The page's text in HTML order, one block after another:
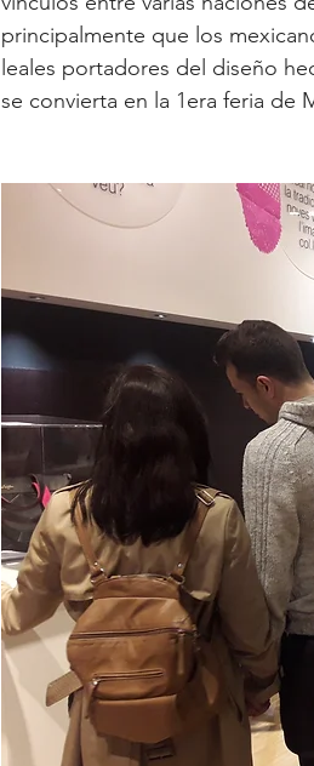
principalmente que los
leales portadores del diseño
se convierta en la 1era feria de